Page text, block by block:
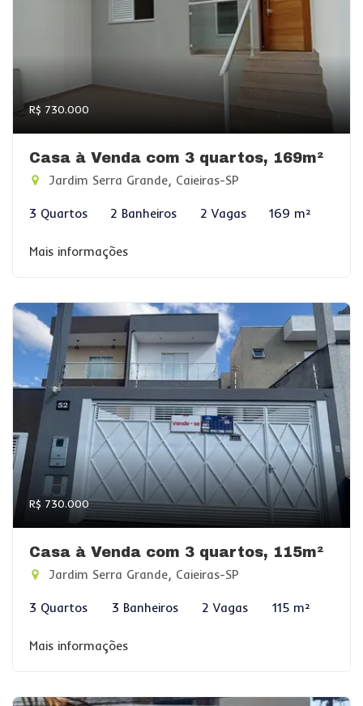
R$ 730.000
Casa à Venda com 3 quartos, 169m²
Jardim Serra Grande, Caieiras-SP
3 Quartos 2 Banheiros 2 Vagas 169 m²
Mais informações
R$ 730.000
Casa à Venda com 3 quartos, 115m²
Jardim Serra Grande, Caieiras-SP
3 Quartos 3 Banheiros 2 Vagas 115 m²
Mais informações